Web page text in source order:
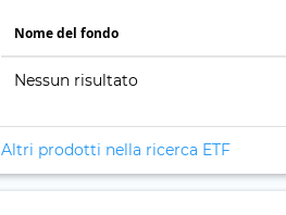
Nome del fondo
Nessun risultato
Altri prodotti nella ricerca ETF